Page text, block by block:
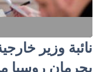
نائبة وزير
بحرمان روسيا